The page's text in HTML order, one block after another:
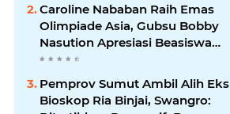
Caroline Nababan Raih Emas
Olimpiade Asia, Gubsu Bobby
Nasution Apresiasi Beasiswa
dan Bimbel
Pemprov Sumut Ambil Alih Eks
Bioskop Ria Binjai, Swangro: